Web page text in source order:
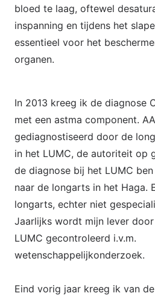
bloed te laag, oftewel
inspanning en tijdens het
essentieel voor het
organen.
In 2013 kreeg ik de diagnose
met een astma component.
gediagnostiseerd door de
in het LUMC, de autoriteit op
de diagnose bij het LUMC
naar de longarts in het Haga.
longarts, echter niet
Jaarlijks wordt mijn lever
LUMC gecontroleerd i.v.m.
wetenschappelijkonderzoek.
Eind vorig jaar kreeg ik van